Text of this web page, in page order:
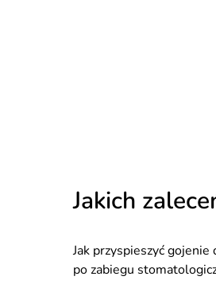
Jakich
Jak przyspieszyć
po zabiegu